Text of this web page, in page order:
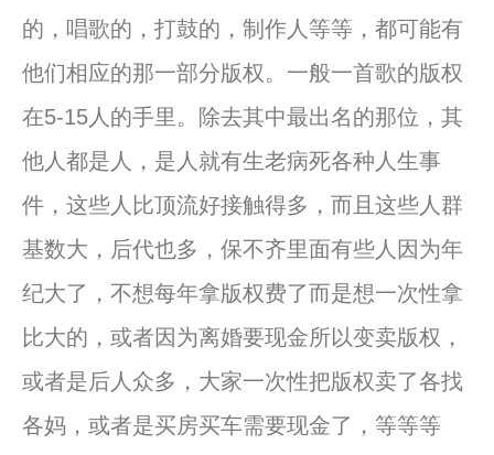
的， 唱歌的，打鼓的，制作人等等，都可能有
他们相应的那一部分版权。 一般一首歌的版权
在5-15人的手里。除去其中最出名的那位， 其
他人都是人，是人就有生老病死各种人生事
件， 这些人 比顶流好接触得多，而且这些人群
基数大，后代也多， 保不齐里面有些人因为年
纪大了， 不想每年拿版权费了而是想一次性拿
比大的， 或者因为离婚要现金所以变卖版权，
或者是后人众多， 大家一次性把版权卖了各找
各妈，或者是买房买车需要现金了， 等等等